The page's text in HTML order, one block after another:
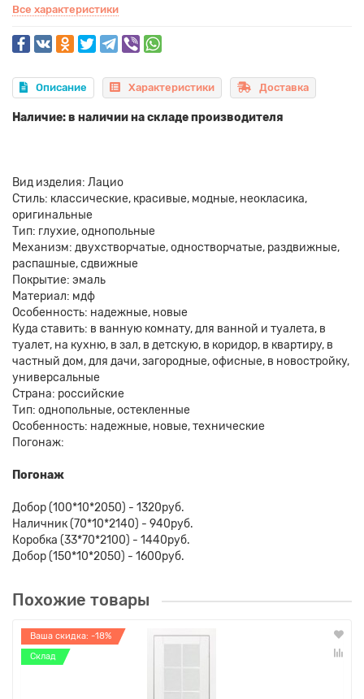
Все характеристики
Описание Характеристики Доставка
Наличие: в наличии на складе производителя
Вид изделия: Лацио
Стиль: классические, красивые, модные, неокласика,
оригинальные
Тип: глухие, однопольные
Механизм: двухстворчатые, одностворчатые, раздвижные,
распашные, сдвижные
Покрытие: эмаль
Материал: мдф
Особенность: надежные, новые
Куда ставить: в ванную комнату, для ванной и туалета, в
туалет, на кухню, в зал, в детскую, в коридор, в квартиру, в
частный дом, для дачи, загородные, офисные, в новостройку,
универсальные
Страна: российские
Тип: однопольные, остекленные
Особенность: надежные, новые, технические
Погонаж:
Погонаж
Добор (100*10*2050) - 1320руб.
Наличник (70*10*2140) - 940руб.
Коробка (33*70*2100) - 1440руб.
Добор (150*10*2050) - 1600руб.
Похожие товары
Ваша скидка: -18%
Склад